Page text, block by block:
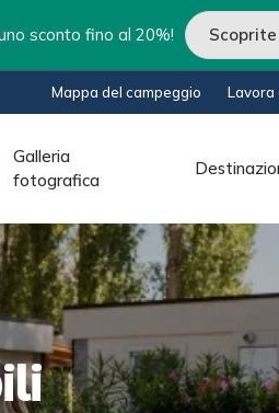
sconto fino al 20%!
Mappa del campeggio Lavora
Galleria
fotografica